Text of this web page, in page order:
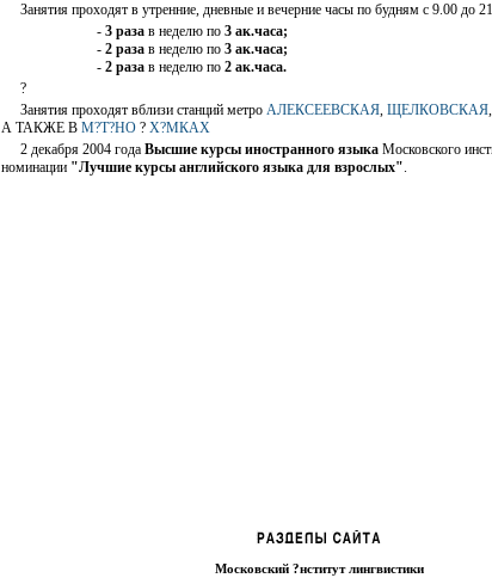
Занятия проходят в утренние, дневные и вечерние часы по будням с 9.00
- 3 раза в неделю по 3 ак.часа;
- 2 раза в неделю по 3 ак.часа;
- 2 раза в неделю по 2 ак.часа.
?
Занятия проходят вблизи станций метро АЛЕКСЕЕВСКАЯ, ЩЕЛКОВСКАЯ,
А ТАКЖЕ В М?Т?НО ? Х?МКАХ
2 декабря 2004 года Высшие курсы иностранного языка Московского
номинации "Лучшие курсы английского языка для взрослых".
Московский ?нститут лингвистики